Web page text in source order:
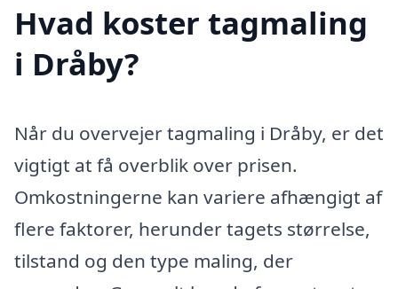
Hvad koster tagmaling
i Dråby?
Når du overvejer tagmaling i Dråby, er det
vigtigt at få overblik over prisen.
Omkostningerne kan variere afhængigt af
flere faktorer, herunder tagets størrelse,
tilstand og den type maling, der